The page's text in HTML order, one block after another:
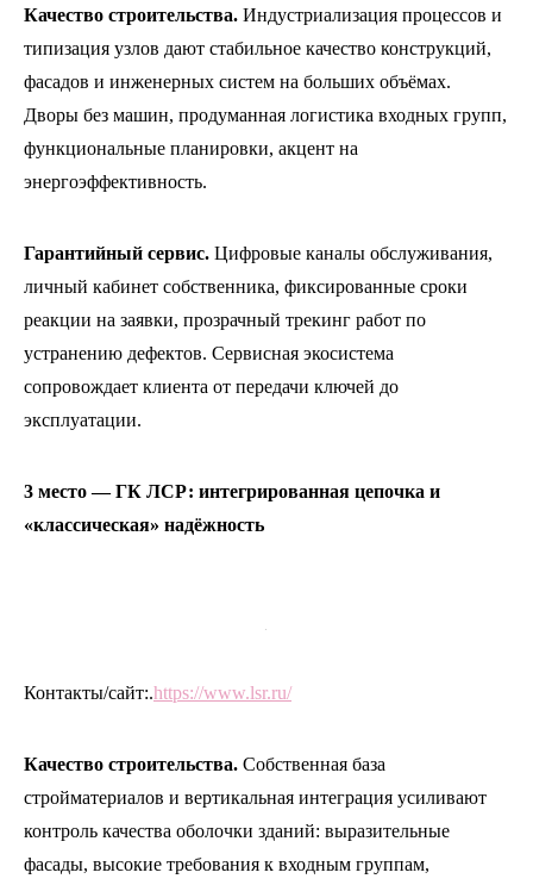
Качество строительства. Индустриализация процессов и
типизация узлов дают стабильное качество конструкций,
фасадов и инженерных систем на больших объёмах.
Дворы без машин, продуманная логистика входных групп,
функциональные планировки, акцент на
энергоэффективность.
Гарантийный сервис. Цифровые каналы обслуживания,
личный кабинет собственника, фиксированные сроки
реакции на заявки, прозрачный трекинг работ по
устранению дефектов. Сервисная экосистема
сопровождает клиента от передачи ключей до
эксплуатации.
3 место — ГК ЛСР: интегрированная цепочка и
«классическая» надёжность
Контакты/сайт:.https://www.lsr.ru/
Качество строительства. Собственная база
стройматериалов и вертикальная интеграция усиливают
контроль качества оболочки зданий: выразительные
фасады, высокие требования к входным группам,